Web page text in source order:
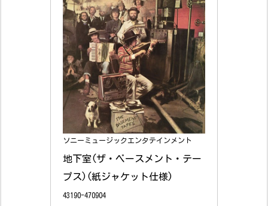
ソニーミュージックエンタテインメント
地下室(ザ・ベースメント・テー
プス)(紙ジャケット仕様)
43190-470904